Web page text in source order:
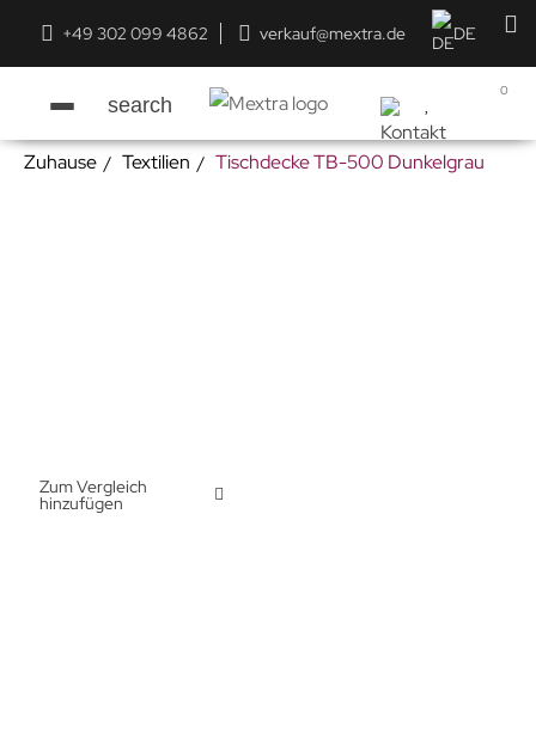
+49 302 099 4862 verkauf@mextra.de DE
search
0
Zuhause Textilien Tischdecke TB-500 Dunkelgrau
Zum Vergleich
hinzufügen